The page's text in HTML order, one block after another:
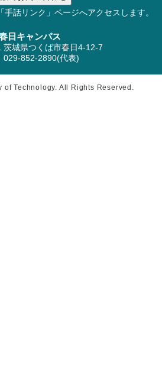
話リンク」ページへアクセスします。
日キャンパス
茨城県つくば市春日4-12-7
029-852-2890(代表)
Technology. All Rights Reserved.